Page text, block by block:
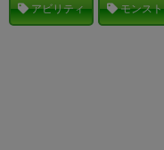
アビリティ モンスト